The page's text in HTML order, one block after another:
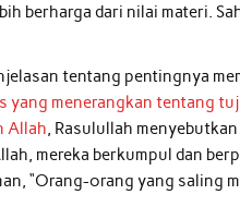
berharga dari nilai materi.
tentang pentingnya
yang menerangkan tentang
Allah, Rasulullah
mereka berkumpul dan
“Orang-orang yang saling